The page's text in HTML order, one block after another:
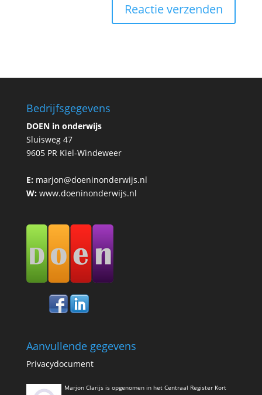
Bedrijfsgegevens
DOEN in onderwijs
Sluisweg 47
9605 PR Kiel-Windeweer
E:marjon@doeninonderwijs.nl
W:www.doeninonderwijs.nl
Aanvullende gegevens
Privacydocument
Marjon Clarijs is opgenomen in het Centraal Register Kort